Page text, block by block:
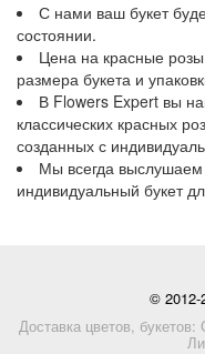
С нами ваш букет
состоянии.
Цена на красные розы
размера букета и
В Flowers Expert вы
классических красных
созданных с
Мы всегда
индивидуальный букет
© 2012-
Доставка цветов, букетов: